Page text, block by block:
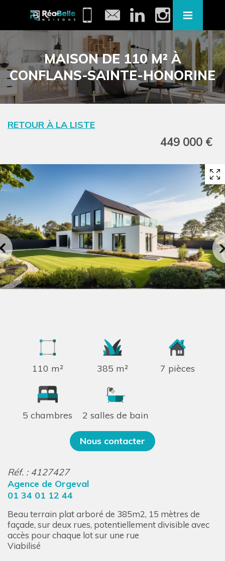
MAISON DE 110 M² À
CONFLANS-SAINTE-HONORINE
RETOUR À LA LISTE
449 000 €
110 m² 385 m² 7 pièces
5 chambres 2 salles de bain
Nous contacter
Réf. : 4127427
Agence de Orgeval
01 34 01 12 44
Beau terrain plat arboré de 385m2, 15 mètres de
façade, sur deux rues, potentiellement divisible avec
accès pour chaque lot sur une rue
Viabilisé